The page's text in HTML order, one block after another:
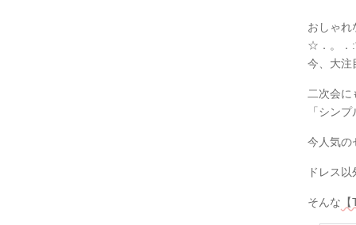
おしゃれ
☆．。．
今、大注
二次会
「シン
今人気
ドレス
そんな